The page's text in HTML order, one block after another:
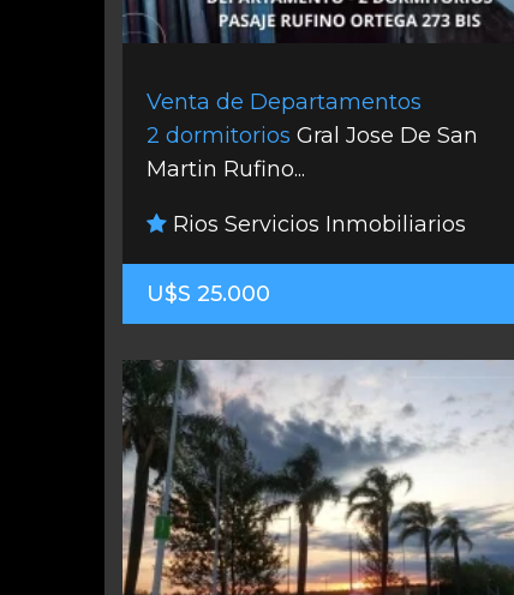
Venta de Departamentos
2 dormitorios Gral Jose De San
Martin Rufino...
Rios Servicios Inmobiliarios
U$S 25.000